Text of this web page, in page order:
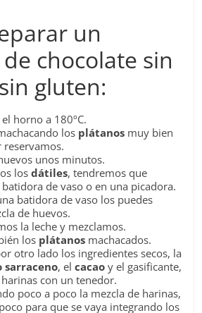
un
chocolate sin
gluten:
horno a 180ºC.
los plátanos muy bien
unos minutos.
losdátiles, tendremos que
de vaso o en una picadora.
batidora de vaso los puedes
de huevos.
la leche y mezclamos.
los plátanos machacados.
otro lado los ingredientes secos, la
sarraceno, elcacao y el gasificante,
con un tenedor.
poco a poco la mezcla de harinas,
para que se vaya integrando los